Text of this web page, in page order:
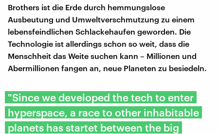
Brothers ist die Erde durch hemmungslose
Ausbeutung und Umweltverschmutzung zu einem
lebensfeindlichen Schlackehaufen geworden. Die
Technologie ist allerdings schon so weit, dass die
Menschheit das Weite suchen kann – Millionen und
Abermillionen fangen an, neue Planeten zu besiedeln.
"Since we developed the tech to enter
hyperspace, a race to other inhabitable
planets has startet between the big